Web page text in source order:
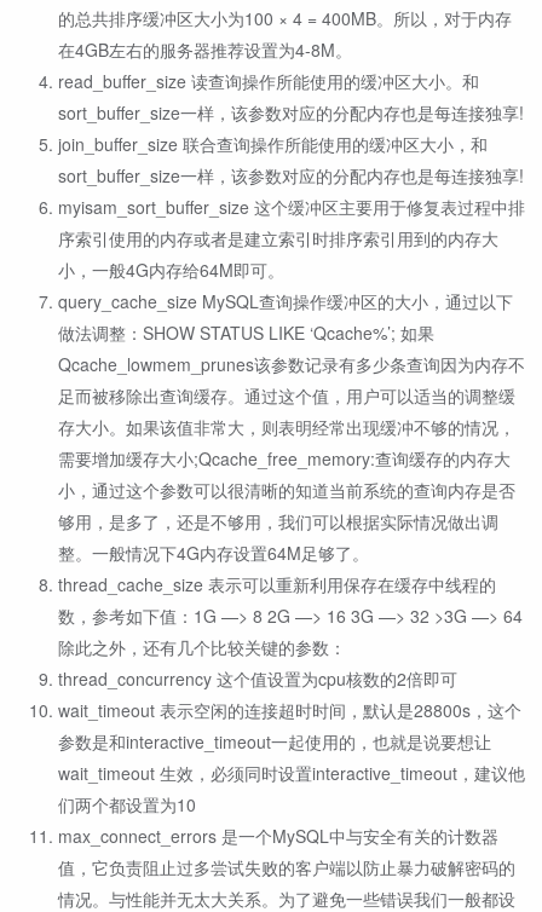
的总共排序缓冲区大小为100 × 4 = 400MB。所以，对于内存
在4GB左右的服务器推荐设置为4-8M。
read_buffer_size 读查询操作所能使用的缓冲区大小。和
sort_buffer_size一样，该参数对应的分配内存也是每连接独享!
join_buffer_size 联合查询操作所能使用的缓冲区大小，和
sort_buffer_size一样，该参数对应的分配内存也是每连接独享!
myisam_sort_buffer_size 这个缓冲区主要用于修复表过程中排
序索引使用的内存或者是建立索引时排序索引用到的内存大
小，一般4G内存给64M即可。
query_cache_size MySQL查询操作缓冲区的大小，通过以下
做法调整：SHOW STATUS LIKE ‘Qcache%’; 如果
Qcache_lowmem_prunes该参数记录有多少条查询因为内存不
足而被移除出查询缓存。通过这个值，用户可以适当的调整缓
存大小。如果该值非常大，则表明经常出现缓冲不够的情况，
需要增加缓存大小;Qcache_free_memory:查询缓存的内存大
小，通过这个参数可以很清晰的知道当前系统的查询内存是否
够用，是多了，还是不够用，我们可以根据实际情况做出调
整。一般情况下4G内存设置64M足够了。
thread_cache_size 表示可以重新利用保存在缓存中线程的
数，参考如下值：1G —> 8 2G —> 16 3G —> 32 >3G —> 64
除此之外，还有几个比较关键的参数：
thread_concurrency 这个值设置为cpu核数的2倍即可
wait_timeout 表示空闲的连接超时时间，默认是28800s，这个
参数是和interactive_timeout一起使用的，也就是说要想让
wait_timeout 生效，必须同时设置interactive_timeout，建议他
们两个都设置为10
max_connect_errors 是一个MySQL中与安全有关的计数器
值，它负责阻止过多尝试失败的客户端以防止暴力破解密码的
情况。与性能并无太大关系。为了避免一些错误我们一般都设